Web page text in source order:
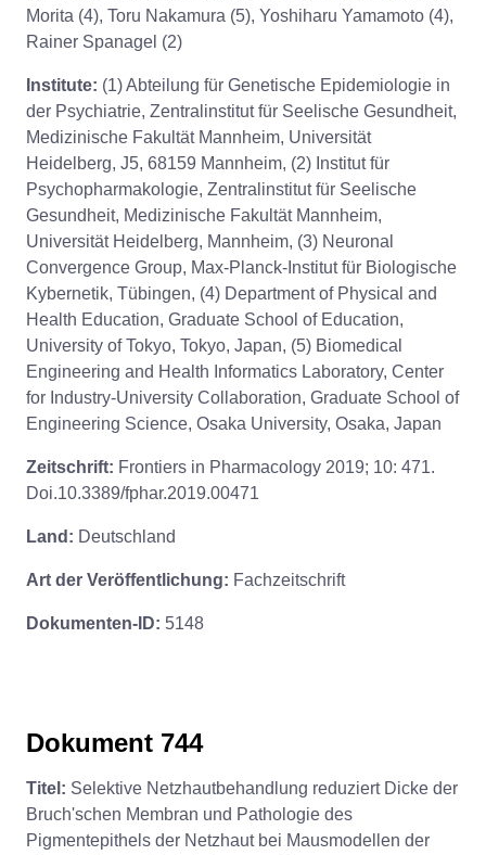
Morita (4), Toru Nakamura (5), Yoshiharu Yamamoto (4),
Rainer Spanagel (2)
Institute: (1) Abteilung für Genetische Epidemiologie in
der Psychiatrie, Zentralinstitut für Seelische Gesundheit,
Medizinische Fakultät Mannheim, Universität
Heidelberg, J5, 68159 Mannheim, (2) Institut für
Psychopharmakologie, Zentralinstitut für Seelische
Gesundheit, Medizinische Fakultät Mannheim,
Universität Heidelberg, Mannheim, (3) Neuronal
Convergence Group, Max-Planck-Institut für Biologische
Kybernetik, Tübingen, (4) Department of Physical and
Health Education, Graduate School of Education,
University of Tokyo, Tokyo, Japan, (5) Biomedical
Engineering and Health Informatics Laboratory, Center
for Industry-University Collaboration, Graduate School of
Engineering Science, Osaka University, Osaka, Japan
Zeitschrift: Frontiers in Pharmacology 2019; 10: 471.
Doi.10.3389/fphar.2019.00471
Land: Deutschland
Art der Veröffentlichung: Fachzeitschrift
Dokumenten-ID: 5148
Dokument 744
Titel: Selektive Netzhautbehandlung reduziert Dicke der
Bruch'schen Membran und Pathologie des
Pigmentepithels der Netzhaut bei Mausmodellen der